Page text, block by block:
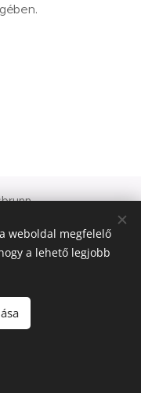
weboldal megfelelő
a lehető legjobb